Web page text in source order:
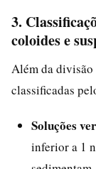
3.
coloides e
Além da divisão
classificadas
Soluções
inferior a 1